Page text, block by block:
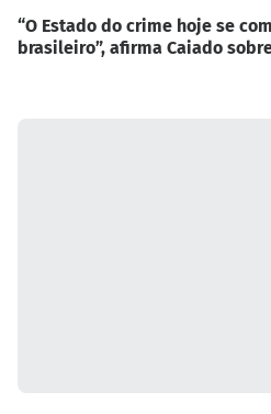
“O Estado do crime hoje se
brasileiro”, afirma Caiado